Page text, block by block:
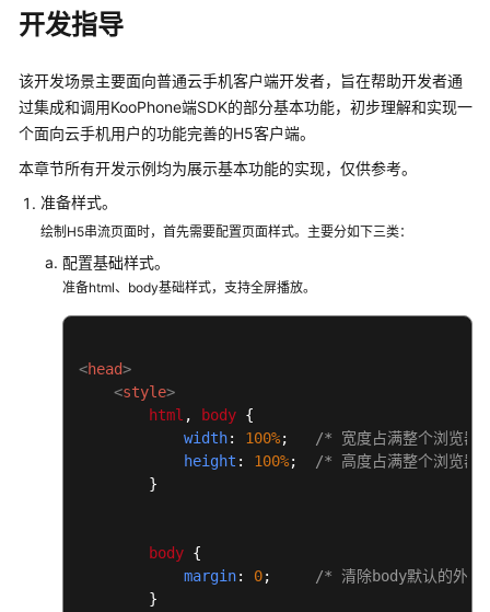
动
态
产
品
介
绍
计
费
说
开发指导
该开发场景主要面向普通云手机客户端开发者，旨在帮助开发者通
过集成和调用KooPhone端SDK的部分基本功能，初步理解和实现一
个面向云手机用户的功能完善的H5客户端。
本章节所有开发示例均为展示基本功能的实现，仅供参考。
准备样式。
绘制H5串流页面时，首先需要配置页面样式。主要分如下三类：
配置基础样式。
准备html、body基础样式，支持全屏播放。
<head>
<style>
html , body {
width: 100%;
/* 宽度占满整个浏览器
height : 100%;
/* 高度占满整个浏览器
        }
body {
margin: 0;
/* 清除body默认的外边
        }